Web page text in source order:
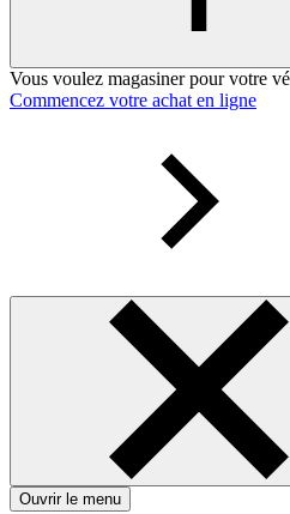
Vous voulez magasiner pour votre
Commencez votre achat en ligne
Ouvrir le menu